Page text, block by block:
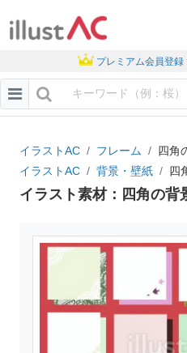
プレミアム会員登録
イラストAC フレーム
四角
イラストAC
背景・壁紙 四
イラスト素材：四角の背